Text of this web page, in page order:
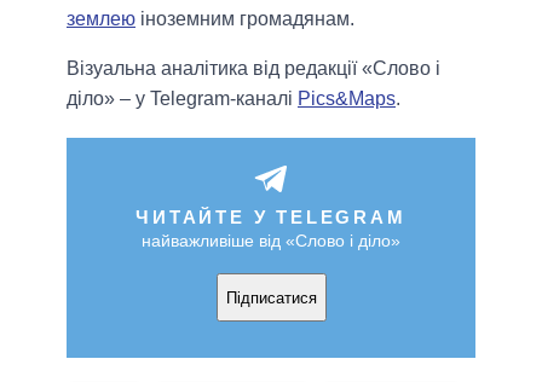
землею іноземним громадянам.
Візуальна аналітика від редакції «Слово і
діло» – у Telegram-каналі Pics&Maps.
ЧИТАЙТЕ У TELEGRAM
найважливіше від «Слово і діло»
Підписатися